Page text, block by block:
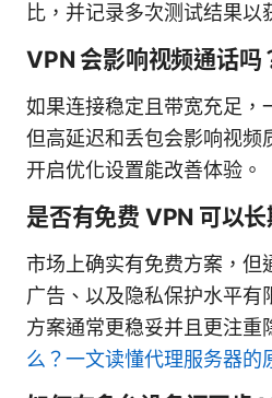
比，并记录多次测试结果以
VPN 会影响视频通话吗
如果连接稳定且带宽充足，
但高延迟和丢包会影响视频
开启优化设置能改善体验。
是否有免费 VPN 可以长
市场上确实有免费方案，但
广告、以及隐私保护水平有
方案通常更稳妥并且更注重
么？一文读懂代理服务器的